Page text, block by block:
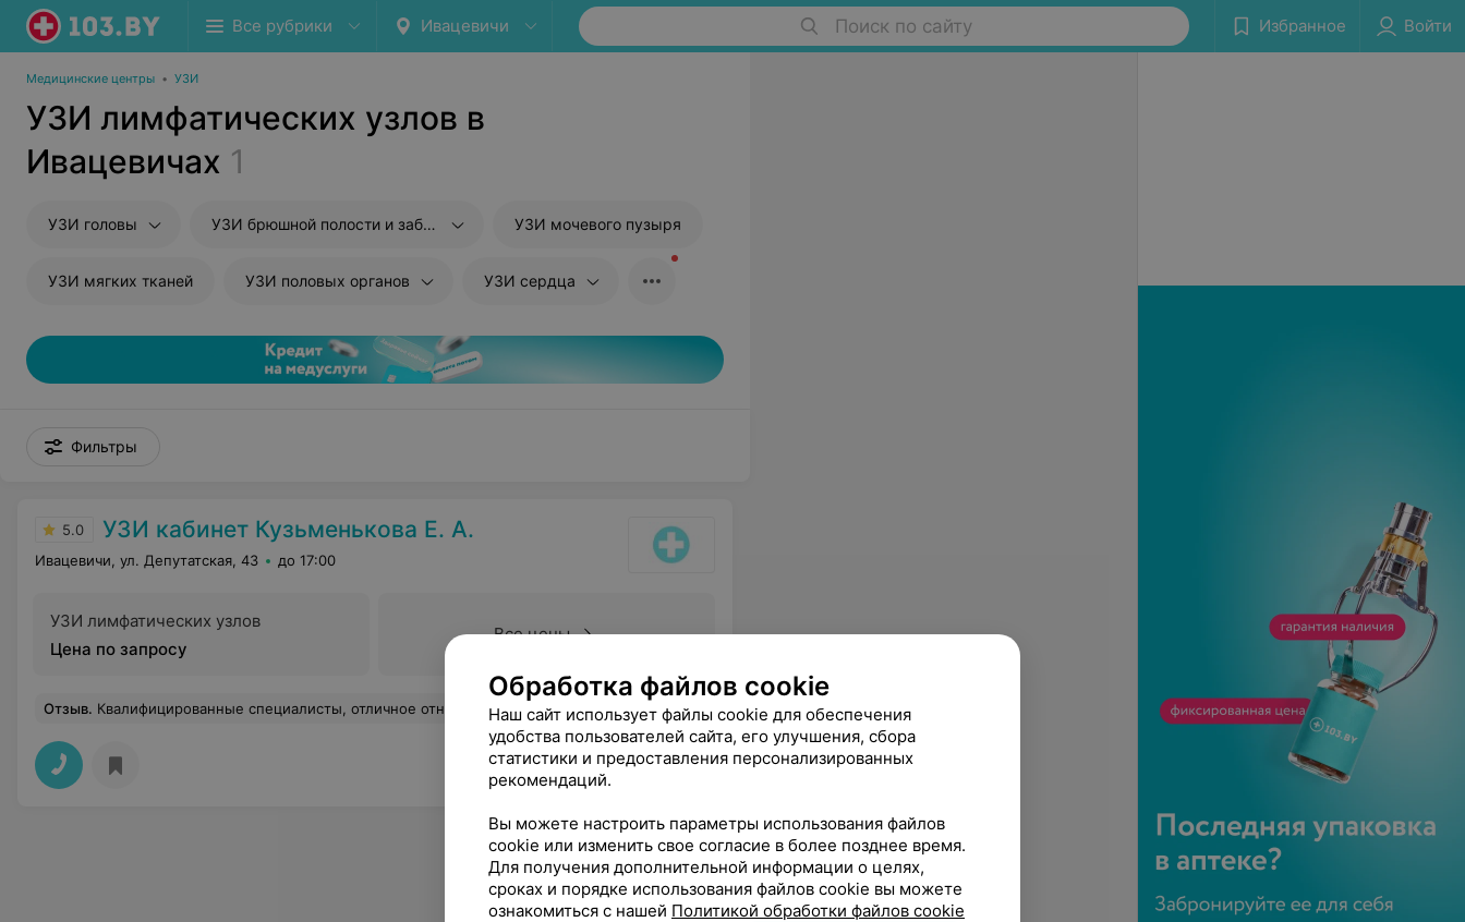
Все рубрики Ивацевичи Поиск по сайту Избранное Войти
Медицинские центры • УЗИ
УЗИ лимфатических узлов в
Ивацевичах 1
УЗИ головы УЗИ брюшной полости и забрюшиного пространства УЗИ мочевого пузыря
УЗИ мягких тканей УЗИ половых органов УЗИ сердца
Фильтры
5.0 УЗИ кабинет Кузьменькова Е. А.
Ивацевичи, ул. Депутатская, 43 до 17:00
УЗИ лимфатических узлов
Цена по запросу
Все цены
Отзыв. Квалифицированные специалисты, отличное отношение к пациентам! Еще
Обработка файлов cookie
Наш сайт использует файлы cookie для обеспечения
удобства пользователей сайта, его улучшения, сбора
статистики и предоставления персонализированных
рекомендаций.
Вы можете настроить параметры использования файлов
cookie или изменить свое согласие в более позднее время.
Для получения дополнительной информации о целях,
сроках и порядке использования файлов cookie вы можете
ознакомиться с нашей Политикой обработки файлов cookie